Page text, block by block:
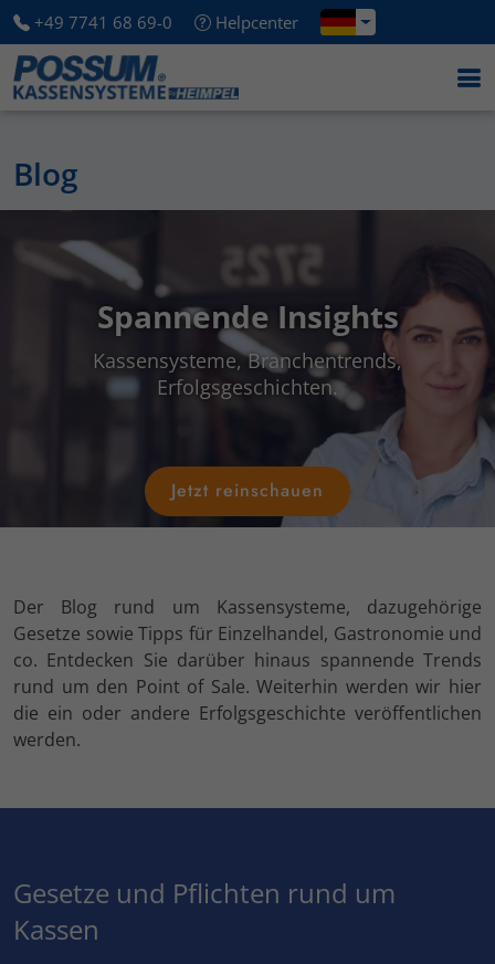
+49 7741 68 69-0 Helpcenter
Blog
Spannende Insights
Kassensysteme, Branchentrends,
Erfolgsgeschichten.
Jetzt reinschauen
Der Blog rund um Kassensysteme, dazugehörige
Gesetze sowie Tipps für Einzelhandel, Gastronomie und
co. Entdecken Sie darüber hinaus spannende Trends
rund um den Point of Sale. Weiterhin werden wir hier
die ein oder andere Erfolgsgeschichte veröffentlichen
werden.
Gesetze und Pflichten rund um
Kassen